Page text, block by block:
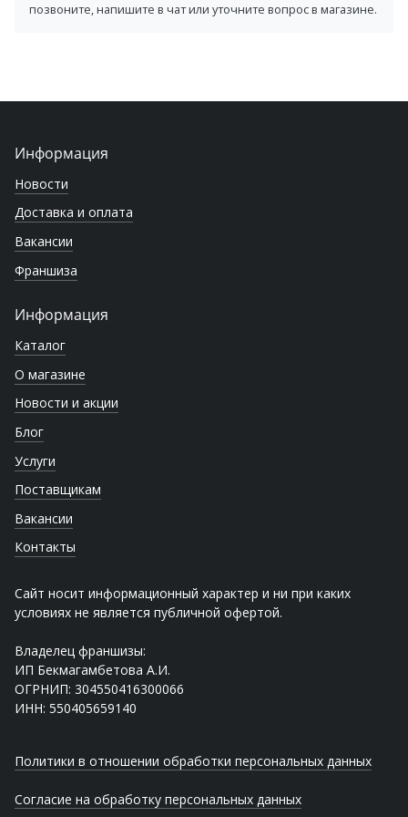
позвоните, напишите в чат или уточните вопрос в магазине.
Информация
Новости
Доставка и оплата
Вакансии
Франшиза
Информация
Каталог
О магазине
Новости и акции
Блог
Услуги
Поставщикам
Вакансии
Контакты
Сайт носит информационный характер и ни при каких
условиях не является публичной офертой.
Владелец франшизы:
ИП Бекмагамбетова А.И.
ОГРНИП: 304550416300066
ИНН: 550405659140
Политики в отношении обработки персональных данных
Согласие на обработку персональных данных